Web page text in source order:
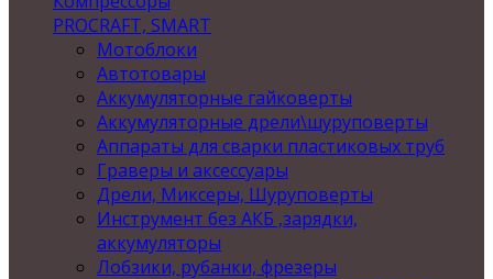
PROCRAFT, SMART
Мотоблоки
Автотовары
Аккумуляторные гайковерты
Аккумуляторные дрели\шуруповерты
Аппараты для сварки пластиковых труб
Граверы и аксессуары
Дрели, Миксеры, Шуруповерты
Инструмент без АКБ ,зарядки,
аккумуляторы
Лобзики, рубанки, фрезеры